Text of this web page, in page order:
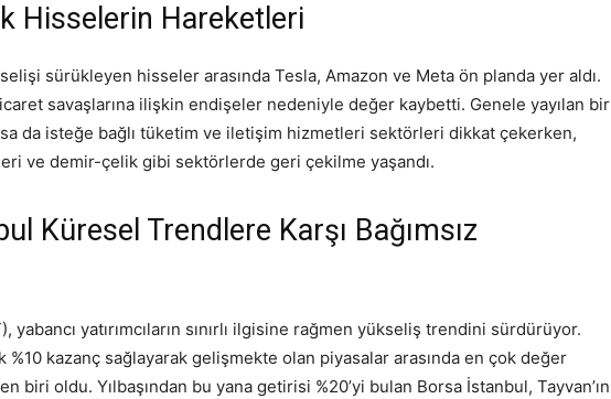
Hisselerin Hareketleri
sürükleyen hisseler arasında Tesla, Amazon ve Meta ön planda yer aldı.
savaşlarına ilişkin endişeler nedeniyle değer kaybetti. Genele yayılan bir
da isteğe bağlı tüketim ve iletişim hizmetleri sektörleri dikkat çekerken,
ve demir-çelik gibi sektörlerde geri çekilme yaşandı.
Küresel Trendlere Karşı Bağımsız
yabancı yatırımcıların sınırlı ilgisine rağmen yükseliş trendini sürdürüyor.
%10 kazanç sağlayarak gelişmekte olan piyasalar arasında en çok değer
biri oldu. Yılbaşından bu yana getirisi %20’yi bulan Borsa İstanbul, Tayvan’ın